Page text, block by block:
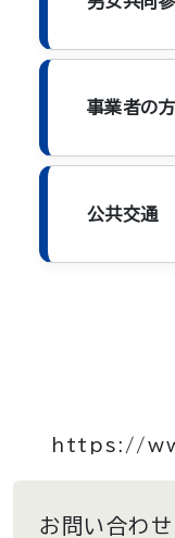
事業者の
公共交通
https://
お問い合わ